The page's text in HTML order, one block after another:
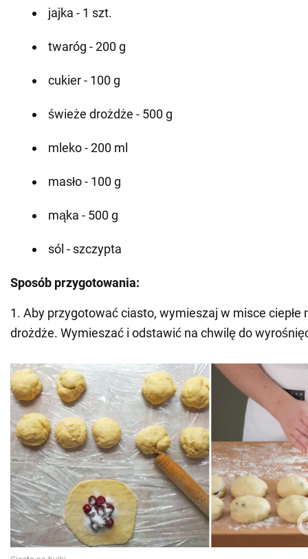
jajka - 1 szt.
twaróg - 200 g
cukier - 100 g
świeże drożdże - 500 g
mleko - 200 ml
masło - 100 g
mąka - 500 g
sól - szczypta
Sposób przygotowania:
1. Aby przygotować ciasto, wymieszaj w misce ciepłe
drożdże. Wymieszać i odstawić na chwilę do